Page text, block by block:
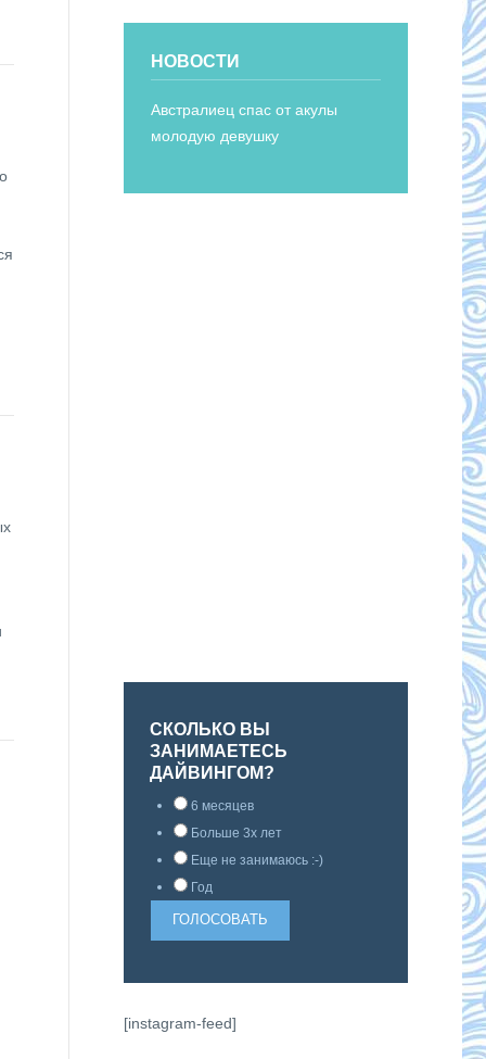
НОВОСТИ
Австралиец спас от акулы
молодую девушку
СКОЛЬКО ВЫ
ЗАНИМАЕТЕСЬ
ДАЙВИНГОМ?
6 месяцев
Больше 3х лет
Еще не занимаюсь :-)
Год
[instagram-feed]